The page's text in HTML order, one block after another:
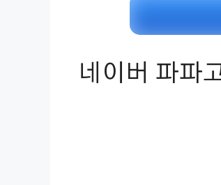
네이버 파파